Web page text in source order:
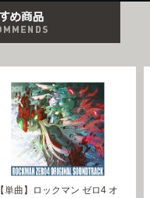
【単曲】ロックマン ゼロ4 オ